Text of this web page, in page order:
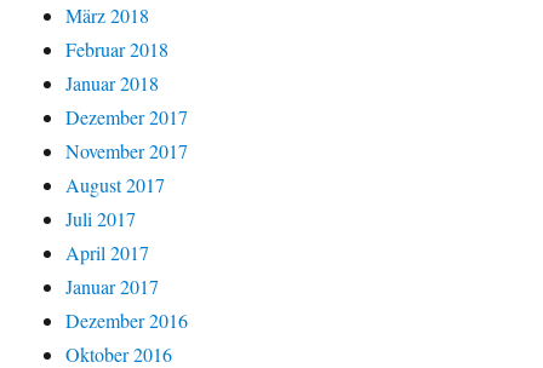
März 2018
Februar 2018
Januar 2018
Dezember 2017
November 2017
August 2017
Juli 2017
April 2017
Januar 2017
Dezember 2016
Oktober 2016